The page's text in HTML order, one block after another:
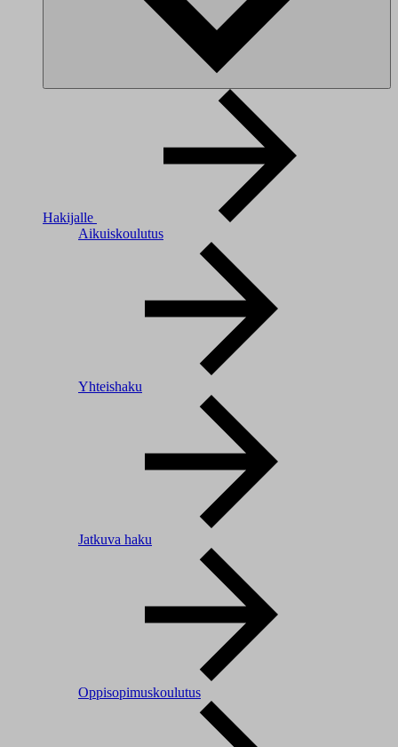
Hakijalle
Aikuiskoulutus
Yhteishaku
Jatkuva haku
Oppisopimuskoulutus